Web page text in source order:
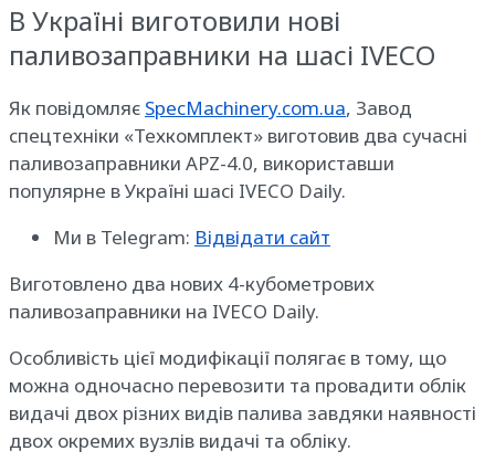
В Україні виготовили нові
паливозаправники на шасі IVECO
Як повідомляє SpecMachinery.com.ua, Завод
спецтехніки «Техкомплект» виготовив два сучасні
паливозаправники APZ-4.0, використавши
популярне в Україні шасі IVECO Daily.
Ми в Telegram: Відвідати сайт
Виготовлено два нових 4-кубометрових
паливозаправники на IVECO Daily.
Особливість цієї модифікації полягає в тому, що
можна одночасно перевозити та провадити облік
видачі двох різних видів палива завдяки наявності
двох окремих вузлів видачі та обліку.